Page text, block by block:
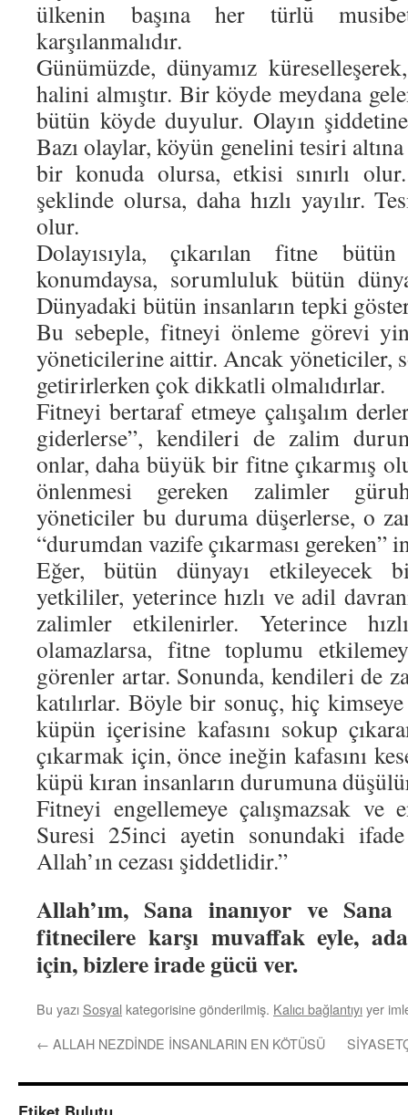
ülkenin başına her türlü
karşılanmalıdır.
Günümüzde, dünyamız
halini almıştır. Bir köyde meydana
bütün köyde duyulur. Olayın
Bazı olaylar, köyün genelini tesiri
bir konuda olursa, etkisi sınırlı
şeklinde olursa, daha hızlı yayılır.
olur.
Dolayısıyla, çıkarılan fitne
konumdaysa, sorumluluk bütün
Dünyadaki bütün insanların tepki
Bu sebeple, fitneyi önleme görevi
yöneticilerine aittir. Ancak yöneticiler,
getirirlerken çok dikkatli olmalıdırlar.
Fitneyi bertaraf etmeye çalışalım
giderlerse”, kendileri de zalim
onlar, daha büyük bir fitne çıkarmış
önlenmesi gereken zalimler
yöneticiler bu duruma düşerlerse, o
“durumdan vazife çıkarması gereken”
Eğer, bütün dünyayı etkileyecek
yetkililer, yeterince hızlı ve adil
zalimler etkilenirler. Yeterince
olamazlarsa, fitne toplumu
görenler artar. Sonunda, kendileri de
katılırlar. Böyle bir sonuç, hiç
küpün içerisine kafasını sokup
çıkarmak için, önce ineğin kafasını
küpü kıran insanların durumuna
Fitneyi engellemeye çalışmazsak ve
Suresi 25inci ayetin sonundaki
Allah’ın cezası şiddetlidir.”
Allah’ım, Sana inanıyor ve
fitnecilere karşı muvaffak eyle,
için, bizlere irade gücü ver.
Bu yazı Sosyal kategorisine gönderilmiş. Kalıcı bağlantıyıyer
← ALLAH NEZDİNDE İNSANLARIN EN KÖTÜSÜ